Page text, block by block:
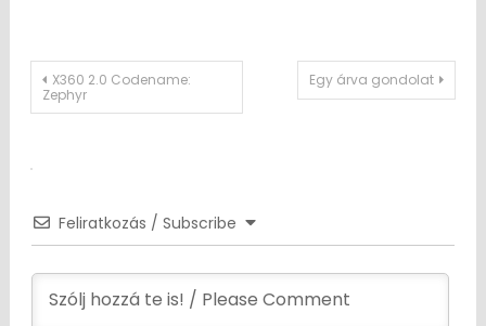
Post
X360 2.0 Codename:
Zephyr
Egy árva gondolat
Feliratkozás / Subscribe